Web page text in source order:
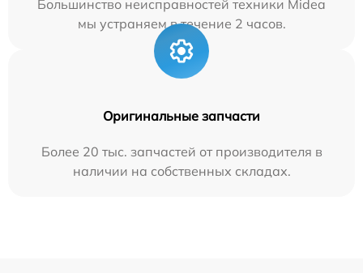
Большинство неисправностей техники Midea
мы устраняем в течение 2 часов.
Оригинальные запчасти
Более 20 тыс. запчастей от производителя в
наличии на собственных складах.